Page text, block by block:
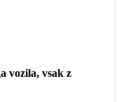
vozila, vsak z